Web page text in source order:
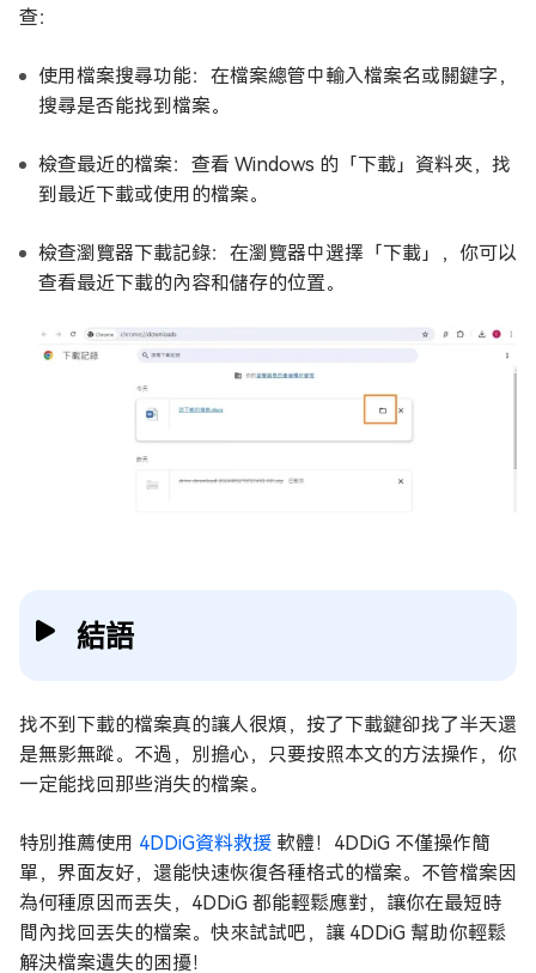
查：
使用檔案搜尋功能：在檔案總管中輸入檔案名或關鍵字，
搜尋是否能找到檔案。
檢查最近的檔案：查看 Windows 的「下載」資料夾，找
到最近下載或使用的檔案。
檢查瀏覽器下載記錄：在瀏覽器中選擇「下載」，你可以
查看最近下載的內容和儲存的位置。
結語
找不到下載的檔案真的讓人很煩，按了下載鍵卻找了半天還
是無影無蹤。不過，別擔心，只要按照本文的方法操作，你
一定能找回那些消失的檔案。
特別推薦使用 4DDiG資料救援 軟體！4DDiG 不僅操作簡
單，界面友好，還能快速恢復各種格式的檔案。不管檔案因
為何種原因而丟失，4DDiG 都能輕鬆應對，讓你在最短時
間內找回丟失的檔案。快來試試吧，讓 4DDiG 幫助你輕鬆
解決檔案遺失的困擾！